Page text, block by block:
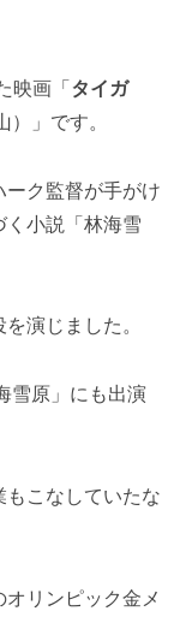
映画「タイガ
）」です。
ク監督が手がけ
小説「林海雪
演じました。
雪原」にも出演
こなしていたな
リンピック金メ